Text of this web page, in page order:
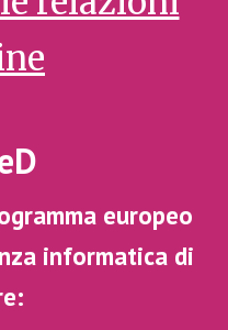
europeo
informatica di